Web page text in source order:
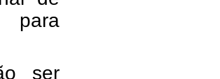
para
ser